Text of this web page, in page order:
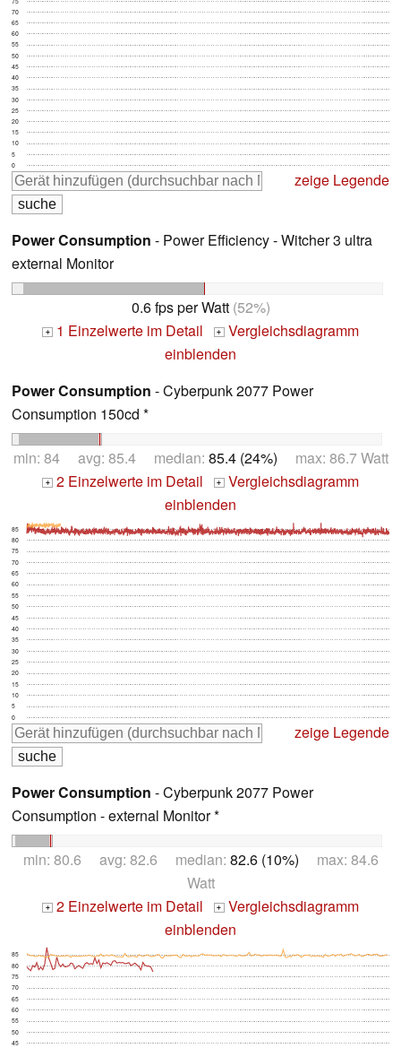
0
5
10
15
20
25
30
35
40
45
50
55
60
65
70
zeige Legende
Power Consumption - Power Efficiency - Witcher 3 ultra
external Monitor
0.6 fps per Watt(52%)
+ 1 Einzelwerte im Detail + Vergleichsdiagramm
einblenden
Power Consumption - Cyberpunk 2077 Power
Consumption 150cd *
min: 84 avg: 85.4 median: 85.4 (24%) max: 86.7 Watt
+ 2 Einzelwerte im Detail + Vergleichsdiagramm
einblenden
0
5
10
15
20
25
30
35
40
45
50
55
60
65
70
75
80
85
zeige Legende
Power Consumption - Cyberpunk 2077 Power
Consumption - external Monitor *
min: 80.6 avg: 82.6 median: 82.6 (10%) max: 84.6
Watt
+ 2 Einzelwerte im Detail + Vergleichsdiagramm
einblenden
45
50
55
60
65
70
75
80
85